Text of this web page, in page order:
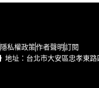
隱私權政策作者聲明訂閱
地址：台北市大安區忠孝東